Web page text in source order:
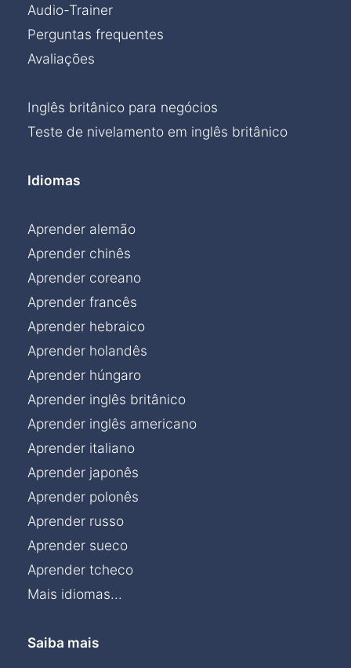
Audio-Trainer
Perguntas frequentes
Avaliações
Inglês britânico para negócios
Teste de nivelamento em inglês britânico
Idiomas
Aprender alemão
Aprender chinês
Aprender coreano
Aprender francês
Aprender hebraico
Aprender holandês
Aprender húngaro
Aprender inglês britânico
Aprender inglês americano
Aprender italiano
Aprender japonês
Aprender polonês
Aprender russo
Aprender sueco
Aprender tcheco
Mais idiomas...
Saiba mais